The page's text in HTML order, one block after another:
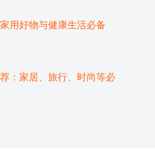
用好物与健康生活必备
：家居、旅行、时尚等必